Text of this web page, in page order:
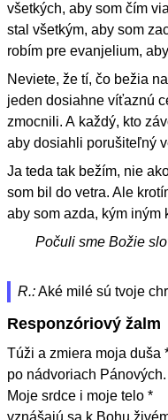
všetkých, aby som čím
stal všetkým, aby som
robím pre evanjelium,
Neviete, že tí, čo bežia
jeden dosiahne víťaznú
zmocnili. A každý, kto
aby dosiahli porušiteľný
Ja teda tak bežím, nie
som bil do vetra. Ale
aby som azda, kým iným
Počuli sme Božie
R.:Aké milé sú tvoje
Responzóriový žalm
Túži a zmiera moja duša
po nádvoriach Pánových.
Moje srdce i moje telo *
vznášajú sa k Bohu